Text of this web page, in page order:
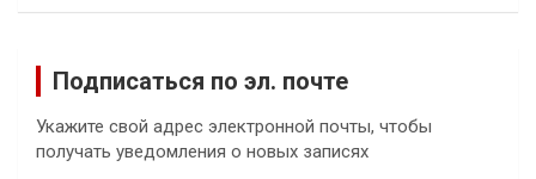
Подписаться по эл. почте
Укажите свой адрес электронной почты, чтобы
получать уведомления о новых записях